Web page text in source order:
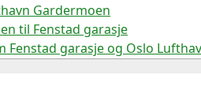
Gardermoen
til Fenstad garasje
garasje og Oslo